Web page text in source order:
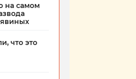
на самом
что это